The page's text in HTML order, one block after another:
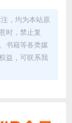
，均为本站原
时，禁止复
书籍等各类媒
益，可联系我